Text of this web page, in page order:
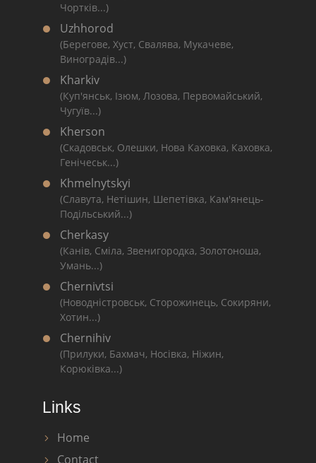
Чортків...)
Uzhhorod
(Берегове, Хуст, Свалява, Мукачеве,
Виноградів...)
Kharkiv
(Куп'янськ, Ізюм, Лозова, Первомайський,
Чугуїв...)
Kherson
(Скадовськ, Олешки, Нова Каховка, Каховка,
Генічеськ...)
Khmelnytskyi
(Славута, Нетішин, Шепетівка, Кам'янець-
Подільський...)
Cherkasy
(Канів, Сміла, Звенигородка, Золотоноша,
Умань...)
Chernivtsi
(Новодністровськ, Сторожинець, Сокиряни,
Хотин...)
Chernihiv
(Прилуки, Бахмач, Носівка, Ніжин,
Корюківка...)
Links
Home
Contact